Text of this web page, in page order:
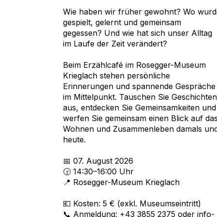
Wie haben wir früher gewohnt? Wo
gespielt, gelernt und gemeinsam
gegessen? Und wie hat sich unser Alltag
im Laufe der Zeit verändert?
Beim Erzählcafé im Rosegger-Museum
Krieglach stehen persönliche
Erinnerungen und spannende Gespräche
im Mittelpunkt. Tauschen Sie Geschichten
aus, entdecken Sie Gemeinsamkeiten und
werfen Sie gemeinsam einen Blick auf das
Wohnen und Zusammenleben damals
heute.
📅 07. August 2026
🕝 14:30–16:00 Uhr
📍 Rosegger-Museum Krieglach
💶 Kosten: 5 € (exkl. Museumseintritt)
📞 Anmeldung: +43 3855 2375 oder info-